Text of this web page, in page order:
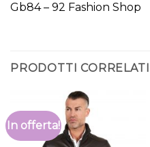
Gb84 – 92 Fashion Shop
PRODOTTI CORRELATI
In offerta!